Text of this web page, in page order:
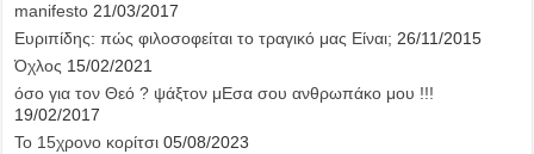
manifesto 21/03/2017
Ευριπίδης: πώς φιλοσοφείται το τραγικό μας Είναι; 26/11/2015
Όχλος 15/02/2021
όσο για τον Θεό ? ψάξτον μΕσα σου ανθρωπάκο μου !!!
19/02/2017
Το 15χρονο κορίτσι 05/08/2023